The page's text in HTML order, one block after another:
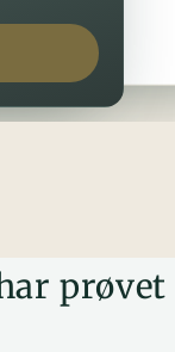
prøvet